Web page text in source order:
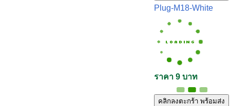
Plug-M18-White
ราคา 9 บาท
คลิกลงตะกร้า พร้อมส่ง